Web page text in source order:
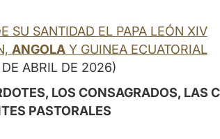
SU SANTIDAD EL PAPA LEÓN XIV
ANGOLAY GUINEA ECUATORIAL
ABRIL DE 2026)
LOS CONSAGRADOS, LAS
PASTORALES